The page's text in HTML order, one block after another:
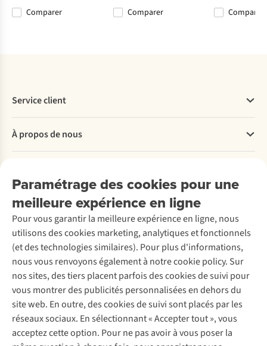
Comparer
Comparer
Comparer
Paramétrage des cookies pour une
meilleure expérience en ligne
Pour vous garantir la meilleure expérience en ligne, nous
utilisons des cookies marketing, analytiques et fonctionnels
(et des technologies similaires). Pour plus d'informations,
nous vous renvoyons également à notre cookie policy. Sur
nos sites, des tiers placent parfois des cookies de suivi pour
vous montrer des publicités personnalisées en dehors du
site web. En outre, des cookies de suivi sont placés par les
réseaux sociaux. En sélectionnant « Accepter tout », vous
acceptez cette option. Pour ne pas avoir à vous poser la
Service client
Commander
Payer
Retourner
Rétractation d'une commande
Entretien & réparations
Garantie
Contactez-nous
À propos de nous
Entreprise responsable
À propos d’Ayacucho
Nos magasins
À propos d’A.S.Adventure
Déclaration d'accessibilité
Location / Location sports d’hiver
Seconde-main
Entretien de ski
Service de lavage
Entretien de chaussures
Réparation de chaussures
Réparation de vêtements
Retouches
Pour les entreprises
Découvrez
A.S.Magazine
Explore Camp
Expertise & conseils
Abonnez-vous à la newsletter
Suivez-nous